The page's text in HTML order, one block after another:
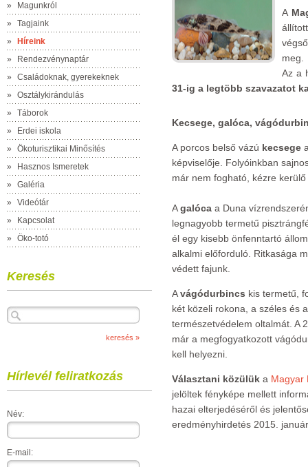
»
Magunkról
»
Tagjaink
»
Híreink
»
Rendezvénynaptár
»
Családoknak, gyerekeknek
»
Osztálykirándulás
»
Táborok
»
Erdei iskola
»
Ökoturisztikai Minősítés
»
Hasznos Ismeretek
»
Galéria
»
Videótár
»
Kapcsolat
»
Öko-totó
Keresés
Hírlevél feliratkozás
Név:
E-mail:
A
meg.
Az a
31-ig a legtöbb szavazatot
Kecsege, galóca,
A porcos belső vázú kecsege
képviselője. Folyóinkban
már nem fogható, kézre
Agalóca a Duna
legnagyobb termetű
él egy kisebb önfenntartó
alkalmi előforduló. Ritkasága
védett fajunk.
Avágódurbincs kis termetű,
két közeli rokona, a széles és
természetvédelem oltalmát. A
már a megfogyatkozott
kell helyezni.
Választani közülük a Magyar
jelöltek fényképe mellett
hazai elterjedéséről és
eredményhirdetés 2015.